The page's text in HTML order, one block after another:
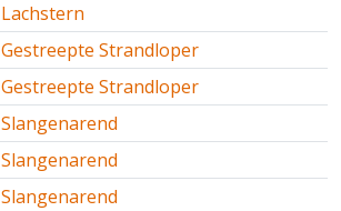
Lachstern
Gestreepte Strandloper
Gestreepte Strandloper
Slangenarend
Slangenarend
Slangenarend